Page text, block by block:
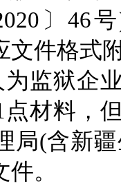
〕46
文件格式
狱企业
材料，
局(含新
。